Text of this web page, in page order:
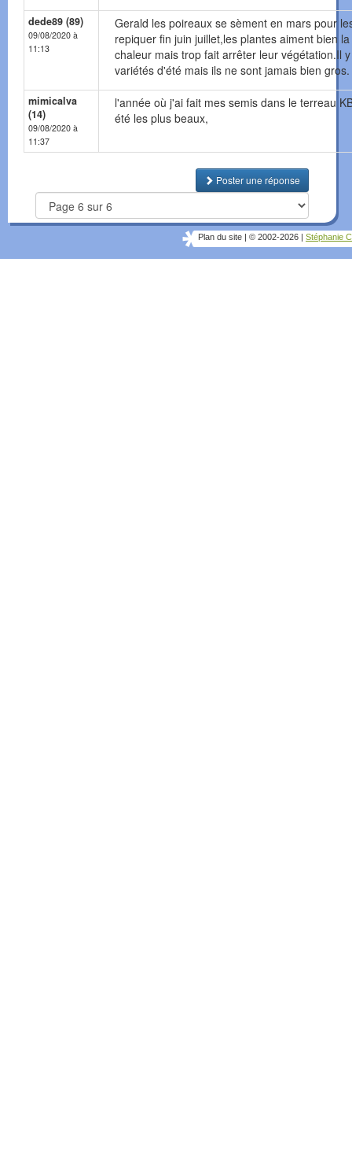
dede89 (89)
09/08/2020 à
11:13
Gerald les poireaux se sèment en mars pour
repiquer fin juin juillet,les plantes aiment bien la
chaleur mais trop fait arrêter leur végétation.Il
variétés d'été mais ils ne sont jamais bien gros.
mimicalva
(14)
09/08/2020 à
11:37
l'année où j'ai fait mes semis dans le terreau
été les plus beaux,
Poster une réponse
Plan du site © 2002-2026 Stéphanie C